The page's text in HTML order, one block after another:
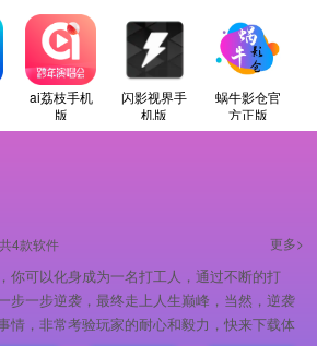
ai荔枝手机
版
闪影视界手
机版
蜗牛影仓官
方正版
共4款软件 更多>
你可以化身成为一名打工人，通过不断的打
步一步逆袭，最终走上人生巅峰，当然，逆袭
情，非常考验玩家的耐心和毅力，快来下载体